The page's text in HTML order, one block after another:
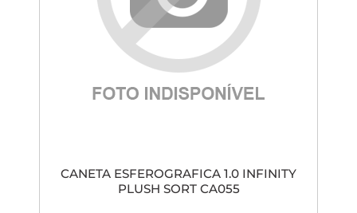
CANETA ESFEROGRAFICA 1.0 INFINITY
PLUSH SORT CA055